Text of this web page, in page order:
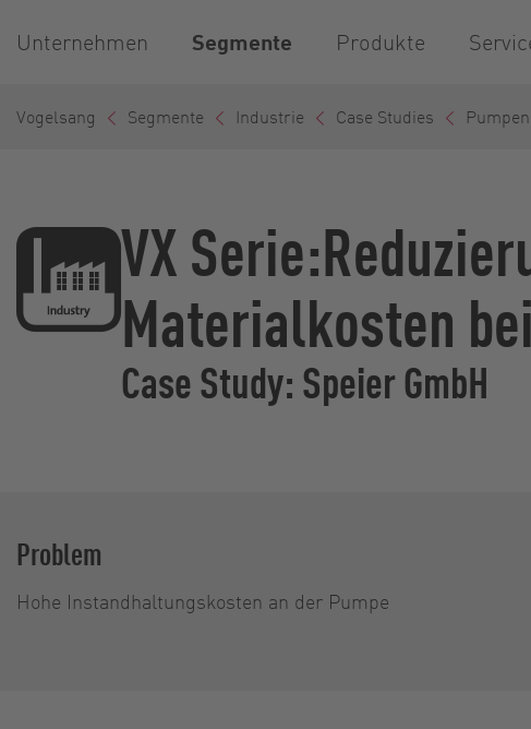
Unternehmen Segmente Produkte
Vogelsang Segmente Industrie Case Studies
VX
Materialkosten
Case Study: Speier GmbH
Problem
Hohe Instandhaltungskosten an der Pumpe